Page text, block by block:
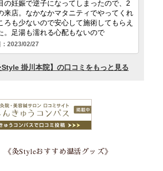
《灸Styleおすすめ温活グッズ》